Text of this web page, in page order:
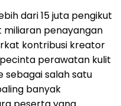
dari 15 juta pengikut
miliaran penayangan
kontribusi kreator
perawatan kulit
sebagai salah satu
banyak